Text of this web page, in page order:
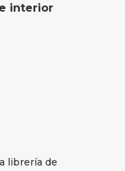
interior
librería de